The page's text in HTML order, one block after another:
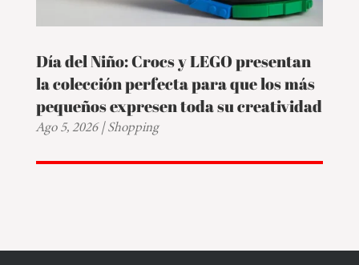
Día del Niño: Crocs y LEGO presentan
la colección perfecta para que los más
pequeños expresen toda su creatividad
Ago 5, 2026|Shopping